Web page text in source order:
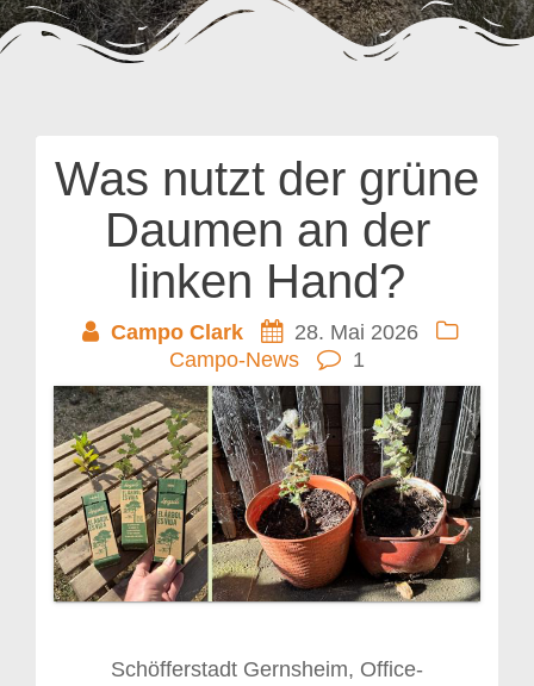
Was nutzt der grüne
Daumen an der
linken Hand?
Campo Clark
28. Mai 2026
Campo-News
1
Schöfferstadt Gernsheim, Office-